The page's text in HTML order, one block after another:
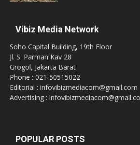
Vibiz Media Network
Soho Capital Building, 19th Floor
Jl. S. Parman Kav 28
Grogol, Jakarta Barat
Phone : 021-50515022
Editorial : infovibizmediacom@gmail.com
Advertising :
POPULAR POSTS